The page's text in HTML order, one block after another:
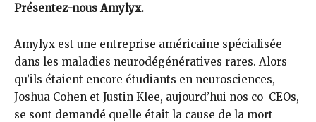
Présentez-nous Amylyx.
Amylyx est une entreprise américaine spécialisée
dans les maladies neurodégénératives rares. Alors
qu’ils étaient encore étudiants en neurosciences,
Joshua Cohen et Justin Klee, aujourd’hui nos co-CEOs,
se sont demandé quelle était la cause de la mort